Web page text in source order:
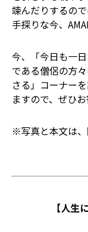
竦んだりするの
手探りな今、
今、「今日も一
である僧侶の方
さる」コーナー
ますので、ぜひ
※写真と本文は、
【人生